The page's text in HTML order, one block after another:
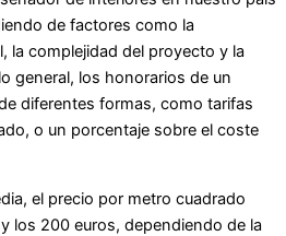
de factores como la
la complejidad del proyecto y la
general, los honorarios de un
diferentes formas, como tarifas
o un porcentaje sobre el coste
el precio por metro cuadrado
los 200 euros, dependiendo de la